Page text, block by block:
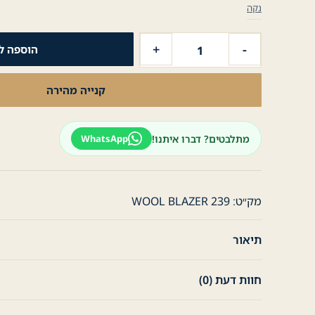
נקה
-
בלייזר
צמר
צווארון
סיני
+ הוספה
קנייה מהירה
מתלבטים? דברו איתנו! WhatsApp
מק״ט:WOOL BLAZER 239
תיאור
חוות דעת (0)